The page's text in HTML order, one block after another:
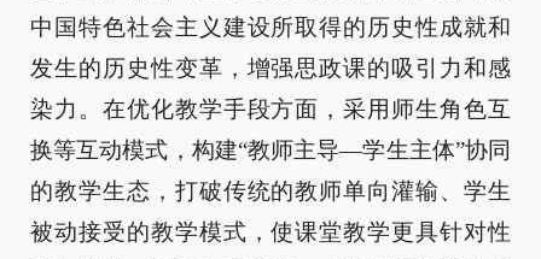
中国特色社会主义建设所取得的历史性成就和
发生的历史性变革，增强思政课的吸引力和感
染力。在优化教学手段方面，采用师生角色互
换等互动模式，构建“教师主导—学生主体”协同
的教学生态，打破传统的教师单向灌输、学生
被动接受的教学模式，使课堂教学更具针对性